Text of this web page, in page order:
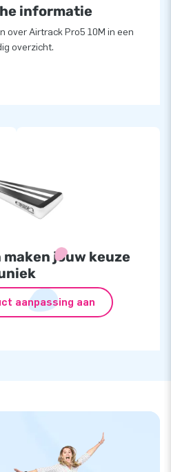
informatie
over Airtrack Pro5 10M in een
overzicht.
jouw keuze
aanpassing aan